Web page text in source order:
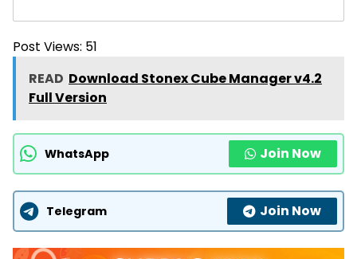
Post Views: 51
READ Download Stonex Cube Manager v4.2
Full Version
WhatsApp Join Now
Telegram Join Now